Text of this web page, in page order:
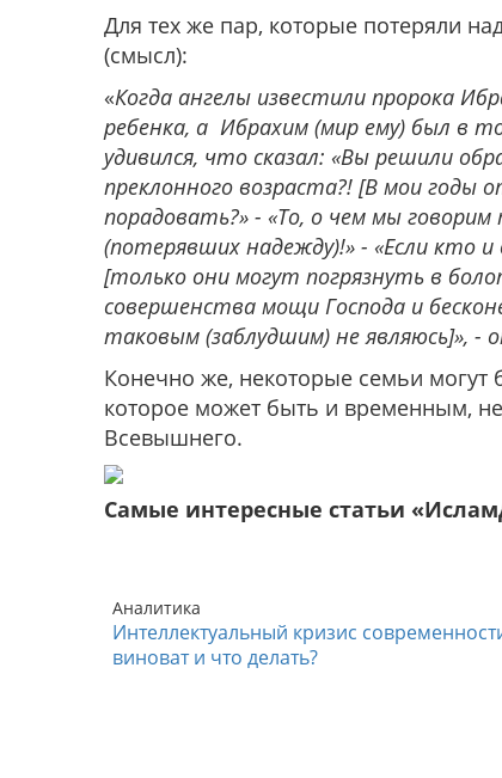
Для тех же пар, которые потеряли
(смысл):
«Когда ангелы известили пророка
ребенка, а Ибрахим (мир ему) был в
удивился, что сказал: «Вы решили
преклонного возраста?! [В мои
порадовать?» - «То, о чем мы
(потерявших надежду)!» - «Если кто
[только они могут погрязнуть в
совершенства мощи Господа и
таковым (заблудшим) не являюсь]», -
Конечно же, некоторые семьи могут
которое может быть и временным,
Всевышнего.
Самые интересные статьи
Аналитика
Интеллектуальный кризис
виноват и что делать?